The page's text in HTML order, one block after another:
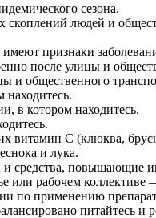
сезона.
скоплений людей и
признаки
после улицы и
и общественного
находитесь.
в котором находитесь.
витамин С (клюква,
и лука.
и средства, повышающие
или рабочем
по применению
питайтесь и